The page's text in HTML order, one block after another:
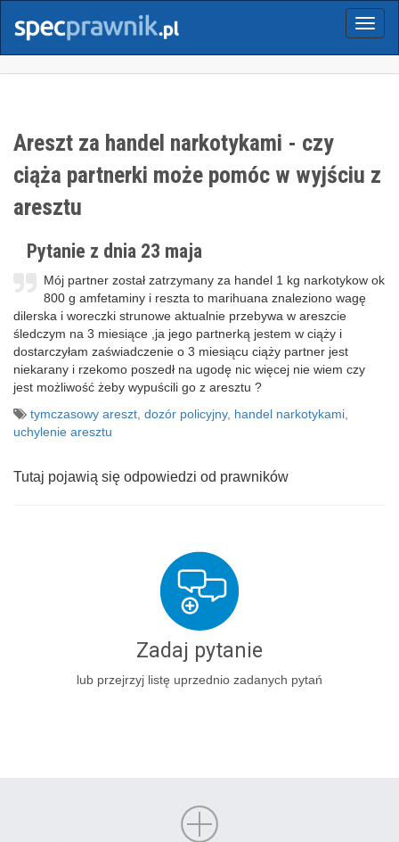
Menu
Areszt za handel narkotykami - czy
ciąża partnerki może pomóc w wyjściu z
aresztu
Pytanie z dnia 23 maja
Mój partner został zatrzymany za handel 1 kg narkotykow ok
800 g amfetaminy i reszta to marihuana znaleziono wagę
dilerska i woreczki strunowe aktualnie przebywa w areszcie
śledczym na 3 miesiące ,ja jego partnerką jestem w ciąży i
dostarczyłam zaświadczenie o 3 miesiącu ciąży partner jest
niekarany i rzekomo poszedł na ugodę nic więcej nie wiem czy
jest możliwość żeby wypuścili go z aresztu ?
tymczasowy areszt dozór policyjny, handel narkotykami
uchylenie aresztu
Tutaj pojawią się odpowiedzi od prawników
Zadaj pytanie
lub przejrzyj listę uprzednio zadanych pytań